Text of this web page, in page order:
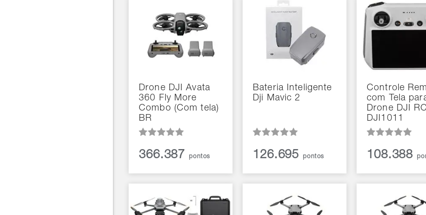
Drone DJI Avata
360 Fly More
Combo (Com tela)
BR
366.387 pontos
Bateria Inteligente
Dji Mavic 2
126.695 pontos
Controle
com Tela
Drone DJI RC
DJI1011
108.388